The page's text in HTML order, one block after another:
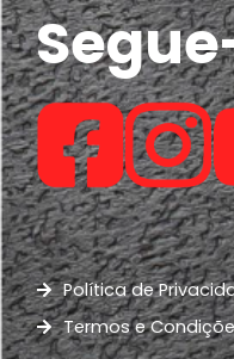
Política de
Termos e